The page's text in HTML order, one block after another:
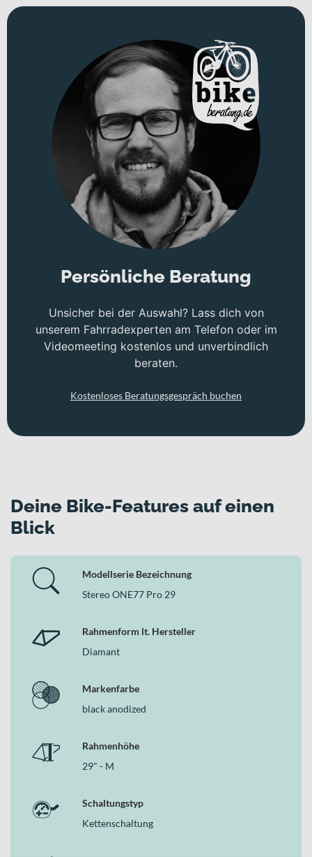
Persönliche Beratung
Unsicher bei der Auswahl? Lass dich von
unserem Fahrradexperten am Telefon oder im
Videomeeting kostenlos und unverbindlich
beraten.
Kostenloses Beratungsgespräch buchen
Deine Bike-Features auf einen
Blick
Modellserie Bezeichnung
Stereo ONE77 Pro 29
Rahmenform lt. Hersteller
Diamant
Markenfarbe
black anodized
Rahmenhöhe
29" - M
Schaltungstyp
Kettenschaltung